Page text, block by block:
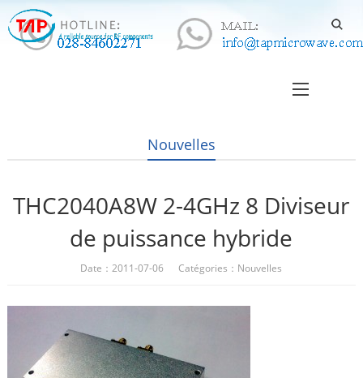
Nouvelles
THC2040A8W 2-4GHz 8 Diviseur
de puissance hybride
Date：2011-07-06 Catégories： Nouvelles